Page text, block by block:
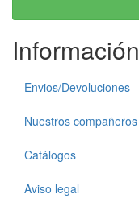
Información
Envios/Devoluciones
Nuestros compañeros
Catálogos
Aviso legal